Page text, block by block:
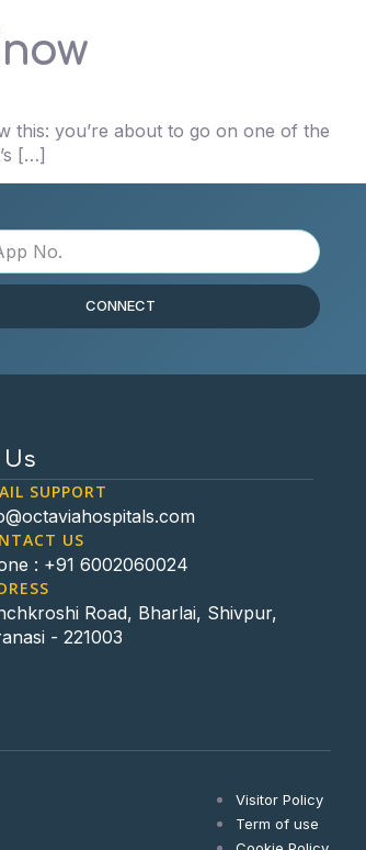
this: you’re about to go on one of the
[…]
CONNECT
Us
SUPPORT
US
: +91 6002060024
Road, Bharlai, Shivpur,
- 221003
Visitor Policy
Term of use